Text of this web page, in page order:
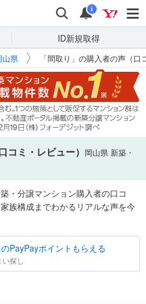
検索 通知
i
ID新規取得
山県 「間取り」の購入者の声（口
コミ・レビュー） 岡山県 新築・
・分譲マンション購入者の口コ
族構成までわかるリアルな声を今
PayPayポイントもらえる
探し